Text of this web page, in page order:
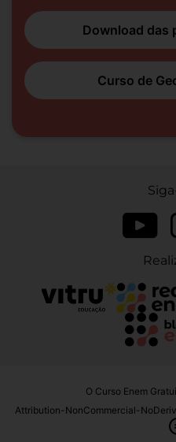
Download das
Curso de
O Curso Enem
Attribution-NonCommercial-